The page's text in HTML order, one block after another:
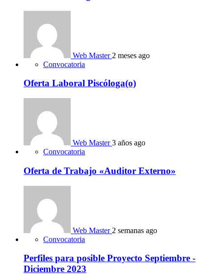
Web Master 2 meses ago
Convocatoria
Oferta Laboral Piscóloga(o)
Web Master 3 años ago
Convocatoria
Oferta de Trabajo «Auditor Externo»
Web Master 2 semanas ago
Convocatoria
Perfiles para posible Proyecto Septiembre -
Diciembre 2023